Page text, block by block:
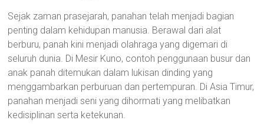
Sejak zaman prasejarah, panahan telah menjadi bagian
penting dalam kehidupan manusia. Berawal dari alat
berburu, panah kini menjadi olahraga yang digemari di
seluruh dunia. Di Mesir Kuno, contoh penggunaan busur dan
anak panah ditemukan dalam lukisan dinding yang
menggambarkan perburuan dan pertempuran. Di Asia Timur,
panahan menjadi seni yang dihormati yang melibatkan
kedisiplinan serta ketekunan.